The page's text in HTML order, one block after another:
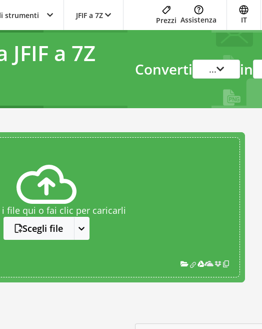
strumenti JFIF a 7Z
Prezzi Assistenza IT
a 7Z
Converti ... in
i file qui o fai clic per caricarli
Scegli file